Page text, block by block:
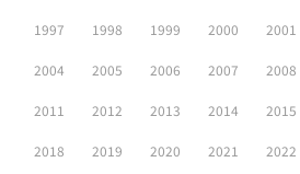
1997 1998 1999 2000 2001
2004 2005 2006 2007 2008
2011 2012 2013 2014 2015
2018 2019 2020 2021 2022